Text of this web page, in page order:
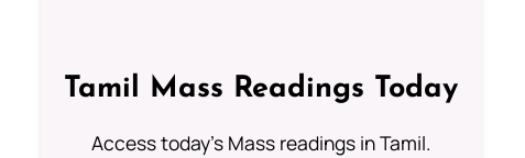
Tamil Mass Readings Today
Access today's Mass readings in Tamil.